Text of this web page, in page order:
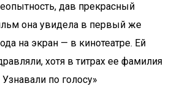
дав прекрасный
она увидела в первый же
на экран — в кинотеатре. Ей
хотя в титрах ее фамилия
Узнавали по голосу»